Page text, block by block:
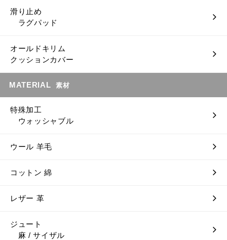
滑り止め
ラグパッド
オールドキリム
クッションカバー
MATERIAL 素材
特殊加工
ウォッシャブル
ウール 羊毛
コットン 綿
レザー 革
ジュート
麻 / サイザル